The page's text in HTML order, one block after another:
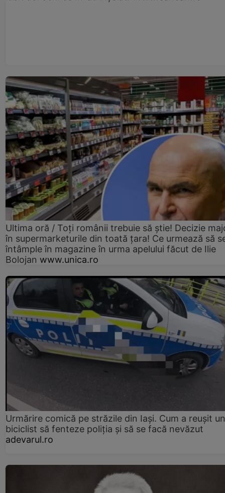
Ultima oră / Toți românii trebuie să știe! Decizie
în supermarketurile din toată țara! Ce urmează să
întâmple în magazine în urma apelului făcut de Ilie
Bolojan www.unica.ro
Urmărire comică pe străzile din Iași. Cum a reușit un
biciclist să fenteze poliția și să se facă nevăzut
adevarul.ro